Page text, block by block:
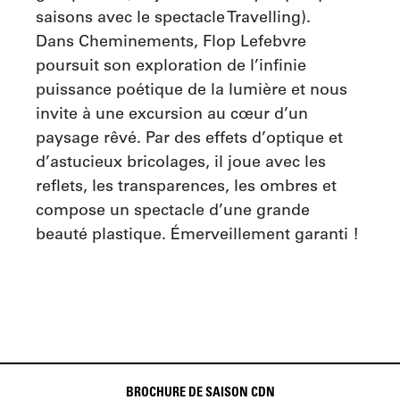
saisons avec le spectacle Travelling).
Dans Cheminements, Flop Lefebvre
poursuit son exploration de l’infinie
puissance poétique de la lumière et nous
invite à une excursion au cœur d’un
paysage rêvé. Par des effets d’optique et
d’astucieux bricolages, il joue avec les
reflets, les transparences, les ombres et
compose un spectacle d’une grande
beauté plastique. Émerveillement garanti !
BROCHURE DE SAISON CDN